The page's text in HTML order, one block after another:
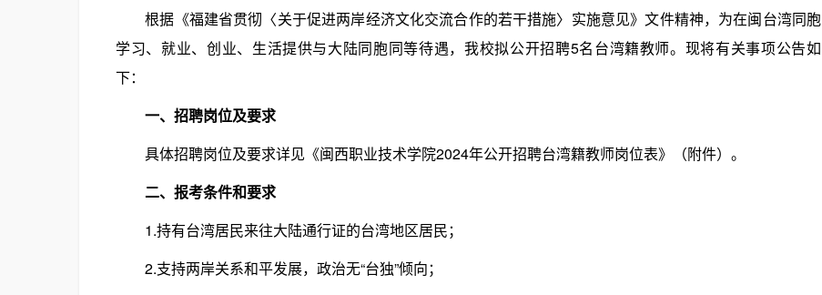
根据《福建省贯彻〈关于促进两岸经济文化交流合作的若干措施〉实施意见》文件精神，为在闽台湾同胞
学习、就业、创业、生活提供与大陆同胞同等待遇，我校拟公开招聘5名台湾籍教师。现将有关事项公告如
下：
一、招聘岗位及要求
具体招聘岗位及要求详见《闽西职业技术学院2024年公开招聘台湾籍教师岗位表》（附件）。
二、报考条件和要求
1.持有台湾居民来往大陆通行证的台湾地区居民；
2.支持两岸关系和平发展，政治无“台独”倾向；